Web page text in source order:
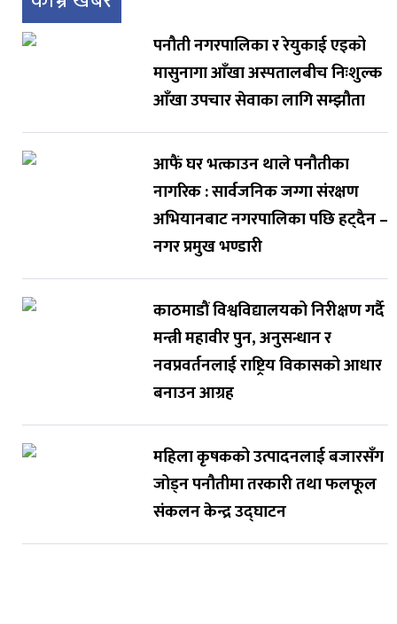
पनौती नगरपालिका र रेयुकाई एइको
मासुनागा आँखा अस्पतालबीच निःशुल्क
आँखा उपचार सेवाका लागि सम्झौता
आफैं घर भत्काउन थाले पनौतीका
नागरिक : सार्वजनिक जग्गा संरक्षण
अभियानबाट नगरपालिका पछि हट्दैन –
नगर प्रमुख भण्डारी
काठमाडौं विश्वविद्यालयको निरीक्षण गर्दै
मन्त्री महावीर पुन, अनुसन्धान र
नवप्रवर्तनलाई राष्ट्रिय विकासको आधार
बनाउन आग्रह
महिला कृषकको उत्पादनलाई बजारसँग
जोड्न पनौतीमा तरकारी तथा फलफूल
संकलन केन्द्र उद्घाटन